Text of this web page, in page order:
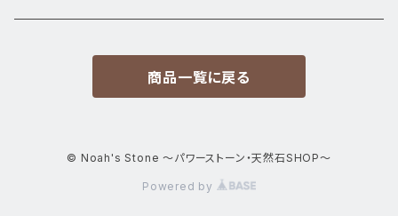
商品一覧に戻る
© Noah's Stone ～パワーストーン・天然石SHOP～
Powered by